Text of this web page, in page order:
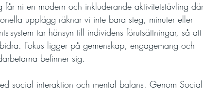
ni en modern och inkluderande aktivitetstävling där
upplägg räknar vi inte bara steg, minuter eller
system tar hänsyn till individens förutsättningar, så att
Fokus ligger på gemenskap, engagemang och
befinner sig.
social interaktion och mental balans. Genom Social